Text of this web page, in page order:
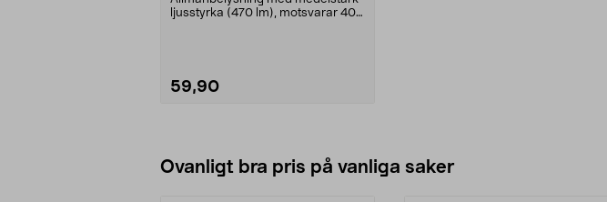
ljusstyrka (470 lm), motsvarar 40
59,90
Ovanligt bra pris på vanliga saker